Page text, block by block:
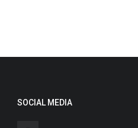
SOCIAL MEDIA